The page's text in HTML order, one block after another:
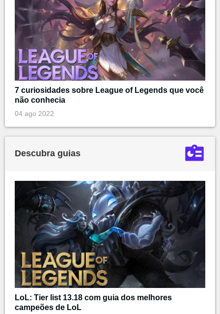
7 curiosidades sobre League of Legends que você
não conhecia
04 ago 2022
Descubra guias
LoL: Tier list 13.18 com guia dos melhores
campeões de LoL